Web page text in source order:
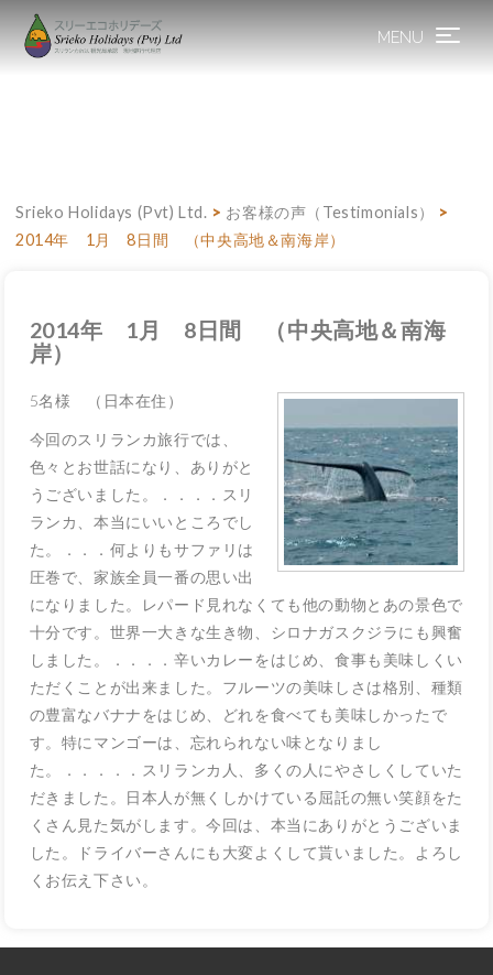
MENU Toggle
Srieko Holidays (Pvt) Ltd. > お客様の声（Testimonials）
>
2014年 1月 8日間 （中央高地＆南海岸）
2014年 1月 8日間 （中央高地＆南海
岸）
5名様 （日本在住）
今回のスリランカ旅行では、
色々とお世話になり、ありがと
うございました。．．．．スリ
ランカ、本当にいいところでし
た。．．．何よりもサファリは
圧巻で、家族全員一番の思い出
になりました。レパード見れなくても他の動物とあの景色で
十分です。世界一大きな生き物、シロナガスクジラにも興奮
しました。．．．．辛いカレーをはじめ、食事も美味しくい
ただくことが出来ました。フルーツの美味しさは格別、種類
の豊富なバナナをはじめ、どれを食べても美味しかったで
す。特にマンゴーは、忘れられない味となりまし
た。．．．．．スリランカ人、多くの人にやさしくしていた
だきました。日本人が無くしかけている屈託の無い笑顔をた
くさん見た気がします。今回は、本当にありがとうございま
した。ドライバーさんにも大変よくして貰いました。よろし
くお伝え下さい。